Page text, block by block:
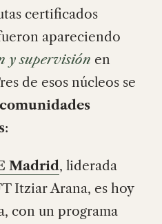
certificados
apareciendo
y supervisión en
de esos núcleos se
comunidades
:
Madrid, liderada
Itziar Arana, es hoy
con un programa